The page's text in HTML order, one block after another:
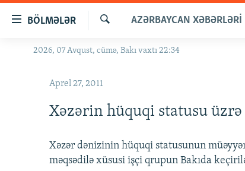
naviqasiyaya
BÖLMƏLƏR
GÜNDƏM
#ƏSLINDƏ
FƏRQƏ BAX
QANUNI DOĞRU
Axtar
AZƏRBAYCAN XƏBƏRLƏRI
2026, 07 Avqust, cümə, Bakı vaxtı 22:34
Aprel 27, 2011
Xəzərin hüquqi statusu üzrə
Xəzər dənizinin hüquqi statusunun
məqsədilə xüsusi işçi qrupun Bakıda